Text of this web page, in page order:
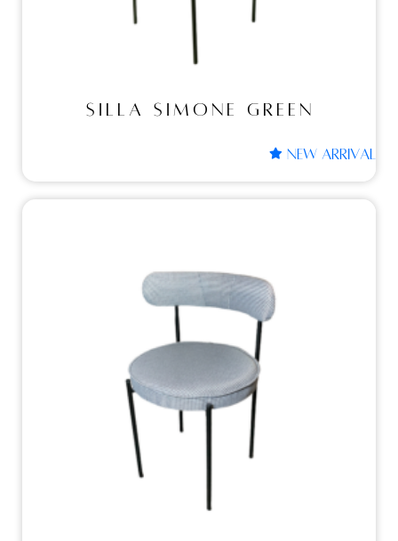
SILLA SIMONE GREEN
NEW ARRIVAL
SILLA SIMONE PATA DE
GALLO